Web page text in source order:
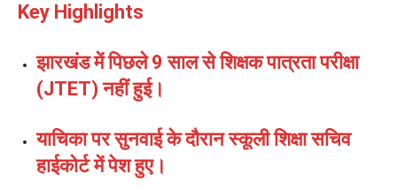
Key Highlights
झारखंड में पिछले 9 साल से शिक्षक पात्रता परीक्षा
(JTET) नहीं हुई।
याचिका पर सुनवाई के दौरान स्कूली शिक्षा सचिव
हाईकोर्ट में पेश हुए।